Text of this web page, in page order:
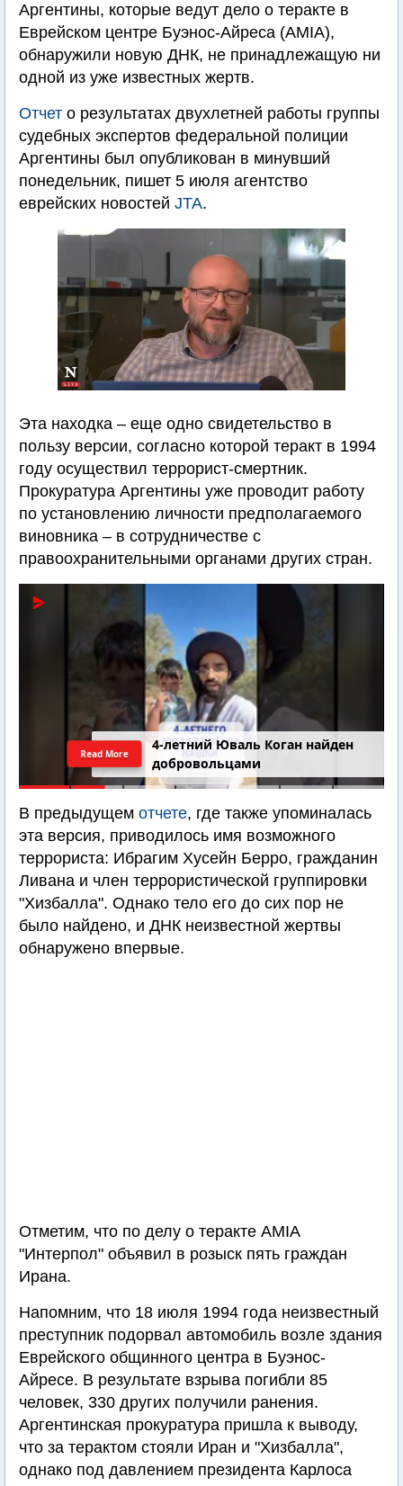
Аргентины, которые ведут дело о теракте в
Еврейском центре Буэнос-Айреса (AMIA),
обнаружили новую ДНК, не принадлежащую ни
одной из уже известных жертв.
Отчет о результатах двухлетней работы группы
судебных экспертов федеральной полиции
Аргентины был опубликован в минувший
понедельник, пишет 5 июля агентство
еврейских новостей JTA.
Эта находка – еще одно свидетельство в
пользу версии, согласно которой теракт в 1994
году осуществил террорист-смертник.
Прокуратура Аргентины уже проводит работу
по установлению личности предполагаемого
виновника – в сотрудничестве с
правоохранительными органами других стран.
4-летний Юваль Коган найден
добровольцами
Read More
В предыдущем отчете, где также упоминалась
эта версия, приводилось имя возможного
террориста: Ибрагим Хусейн Берро, гражданин
Ливана и член террористической группировки
"Хизбалла". Однако тело его до сих пор не
было найдено, и ДНК неизвестной жертвы
обнаружено впервые.
Отметим, что по делу о теракте AMIA
"Интерпол" объявил в розыск пять граждан
Ирана.
Напомним, что 18 июля 1994 года неизвестный
преступник подорвал автомобиль возле здания
Еврейского общинного центра в Буэнос-
Айресе. В результате взрыва погибли 85
человек, 330 других получили ранения.
Аргентинская прокуратура пришла к выводу,
что за терактом стояли Иран и "Хизбалла",
однако под давлением президента Карлоса